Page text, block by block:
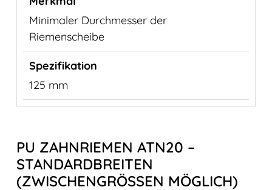
Minimaler Durchmesser der
Riemenscheibe
125 mm
PU ZAHNRIEMEN ATN20 –
STANDARDBREITEN
(ZWISCHENGRÖSSEN MÖGLICH)